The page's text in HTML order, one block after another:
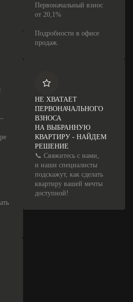
Первоначальный взнос
от 20,1%
Подробности в офисе
продаж.
НЕ ХВАТАЕТ
ПЕРВОНАЧАЛЬНОГО
ВЗНОСА
НА ВЫБРАННУЮ
КВАРТИРУ - НАЙДЕМ
РЕШЕНИЕ
📞 Свяжитесь с нами,
и наши специалисты
подскажут, как сделать
квартиру вашей мечты
доступной!